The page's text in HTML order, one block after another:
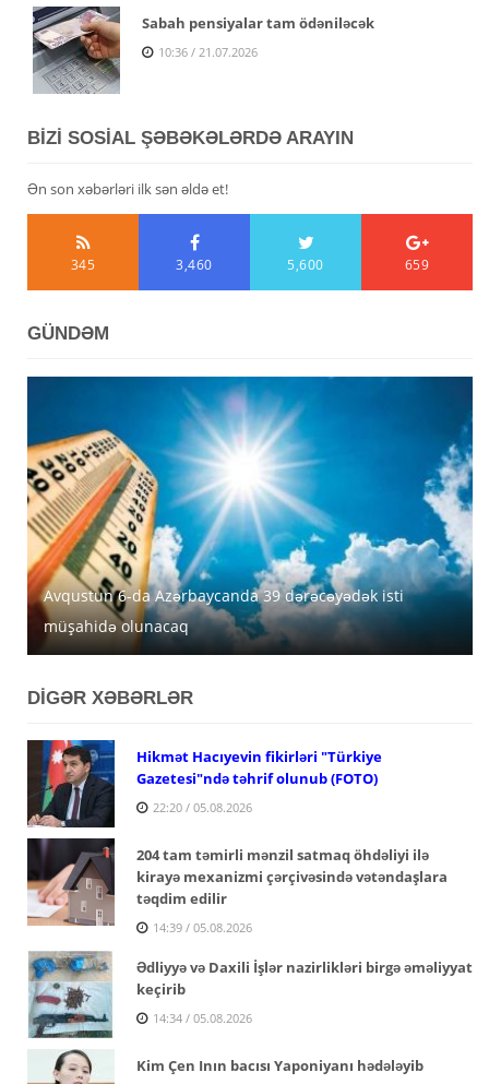
Sabah pensiyalar tam ödəniləcək
10:36 / 21.07.2026
BİZİ SOSİAL ŞƏBƏKƏLƏRDƏ ARAYIN
Ən son xəbərləri ilk sən əldə et!
345 3,460 5,600 659
GÜNDƏM
Avqustun 6-da Azərbaycanda 39 dərəcəyədək isti
müşahidə olunacaq
Azərbaycanda avqustun 5-nə gözlənilən hava şəraiti
açıqlanıb
MİDA Lənkəran, Şirvan və Yevlaxda güzəştli mənzilləri
satışa çıxarır
DİGƏR XƏBƏRLƏR
Hikmət Hacıyevin fikirləri "Türkiye
Gazetesi"ndə təhrif olunub (FOTO)
22:20 / 05.08.2026
204 tam təmirli mənzil satmaq öhdəliyi ilə
kirayə mexanizmi çərçivəsində vətəndaşlara
təqdim edilir
14:39 / 05.08.2026
Ədliyyə və Daxili İşlər nazirlikləri birgə əməliyyat
keçirib
14:34 / 05.08.2026
Kim Çen Inın bacısı Yaponiyanı hədələyib